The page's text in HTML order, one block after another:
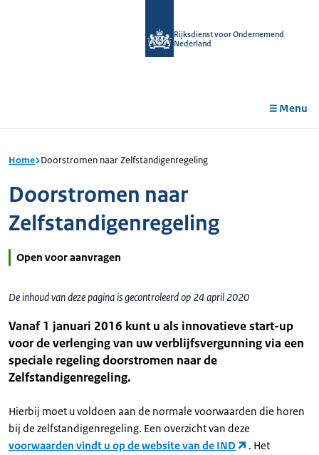
Rijksdienst voor Ondernemend
Nederland
Menu
Home Doorstromen naar Zelfstandigenregeling
Doorstromen naar
Zelfstandigenregeling
Open voor aanvragen
De inhoud van deze pagina is gecontroleerd op 24 april 2020
Vanaf 1 januari 2016 kunt u als innovatieve start-up
voor de verlenging van uw verblijfsvergunning via een
speciale regeling doorstromen naar de
Zelfstandigenregeling.
Hierbij moet u voldoen aan de normale voorwaarden die horen
bij de zelfstandigenregeling. Een overzicht van deze
voorwaarden vindt u op de website van de IND
. Het